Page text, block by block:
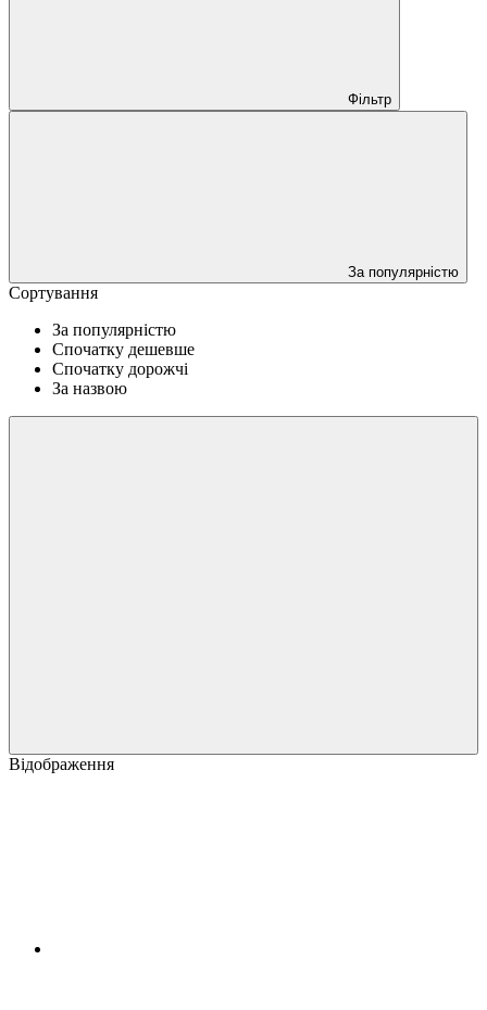
Фільтр
За популярністю
Сортування
За популярністю
Спочатку дешевше
Спочатку дорожчі
За назвою
Відображення